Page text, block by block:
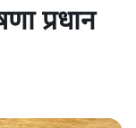
प्रधान